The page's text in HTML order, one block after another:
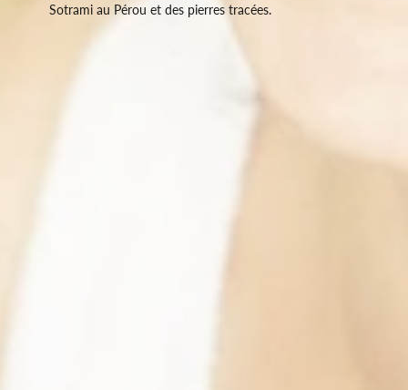
Sotrami au Pérou et des pierres tracées.